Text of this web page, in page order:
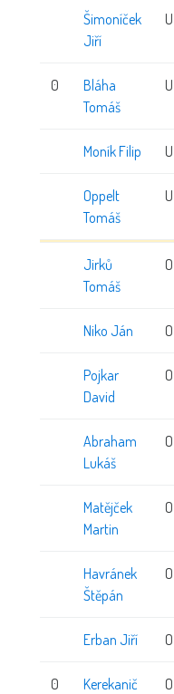
Šimoníček
Jiří
U
0
Bláha
Tomáš
U
Moník Filip U
Oppelt
Tomáš
U
Jirků
Tomáš
O
Niko Ján O
Pojkar
David
O
Abraham
Lukáš
O
Matějček
Martin
O
Havránek
Štěpán
O
Erban Jiří O
0
Kerekanič
O